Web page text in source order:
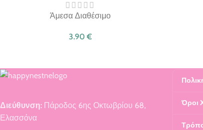
Άμεσα Διαθέσιμο
3.90 €
Διεύθυνση: Πάροδος 6ης Οκτωβρίου 68,
Ελασσόνα
Όροι